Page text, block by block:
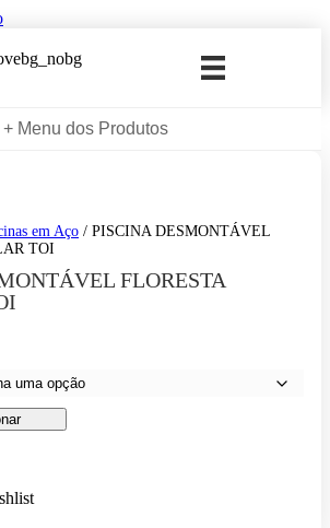
+ Menu dos Produtos
em Aço / PISCINA DESMONTÁVEL
TOI
FLORESTA